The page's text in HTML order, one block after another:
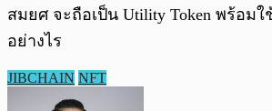
สมยศ จะถือเป็น Utility Token พร้อม
อย่างไร
JIBCHAIN NFT